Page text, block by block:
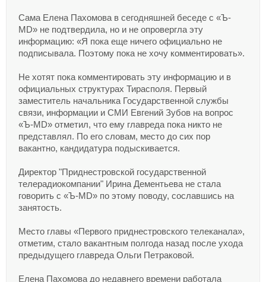
Сама Елена Пахомова в сегодняшней беседе с «Ъ-
MD» не подтвердила, но и не опровергла эту
информацию: «Я пока еще ничего официально не
подписывала. Поэтому пока не хочу комментировать».
Не хотят пока комментировать эту информацию и в
официальных структурах Тирасполя. Первый
заместитель начальника Государственной службы
связи, информации и СМИ Евгений Зубов на вопрос
«Ъ-MD» отметил, что ему главреда пока никто не
представлял. По его словам, место до сих пор
вакантно, кандидатура подыскивается.
Директор "Приднестровской государственной
телерадиокомпании" Ирина Дементьева не стала
говорить с «Ъ-MD» по этому поводу, сославшись на
занятость.
Место главы «Первого приднестровского телеканала»,
отметим, стало вакантным полгода назад после ухода
предыдущего главреда Ольги Петраковой.
Елена Пахомова до недавнего времени работала